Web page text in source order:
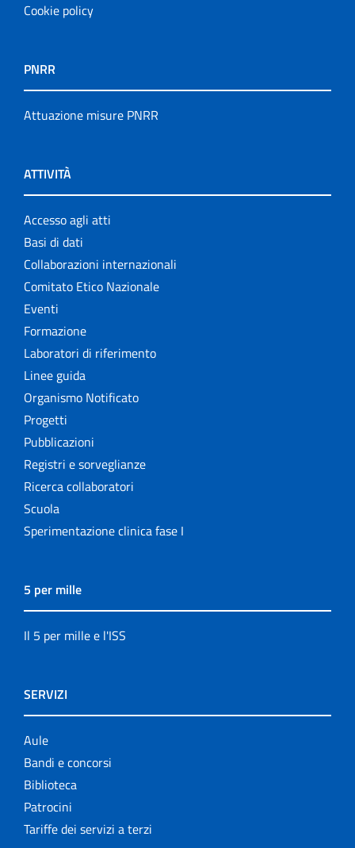
Cookie policy
PNRR
Attuazione misure PNRR
ATTIVITÀ
Accesso agli atti
Basi di dati
Collaborazioni internazionali
Comitato Etico Nazionale
Eventi
Formazione
Laboratori di riferimento
Linee guida
Organismo Notificato
Progetti
Pubblicazioni
Registri e sorveglianze
Ricerca collaboratori
Scuola
Sperimentazione clinica fase I
5 per mille
Il 5 per mille e l'ISS
SERVIZI
Aule
Bandi e concorsi
Biblioteca
Patrocini
Tariffe dei servizi a terzi